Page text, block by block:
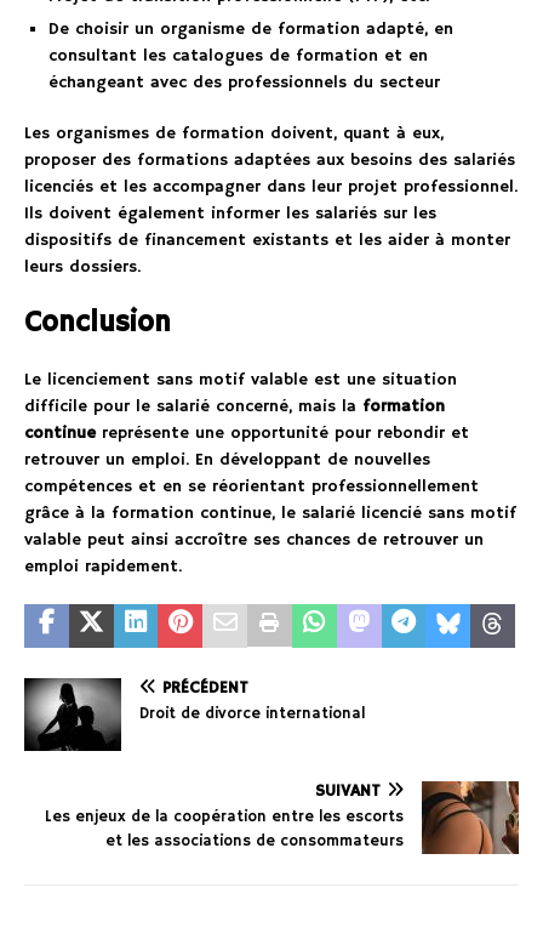
De choisir un organisme de formation adapté, en
consultant les catalogues de formation et en
échangeant avec des professionnels du secteur
Les organismes de formation doivent, quant à eux,
proposer des formations adaptées aux besoins des salariés
licenciés et les accompagner dans leur projet professionnel.
Ils doivent également informer les salariés sur les
dispositifs de financement existants et les aider à monter
leurs dossiers.
Conclusion
Le licenciement sans motif valable est une situation
difficile pour le salarié concerné, mais la formation
continuereprésente une opportunité pour rebondir et
retrouver un emploi. En développant de nouvelles
compétences et en se réorientant professionnellement
grâce à la formation continue, le salarié licencié sans motif
valable peut ainsi accroître ses chances de retrouver un
emploi rapidement.
PRÉCÉDENT
Droit de divorce international
SUIVANT
Les enjeux de la coopération entre les escorts
et les associations de consommateurs